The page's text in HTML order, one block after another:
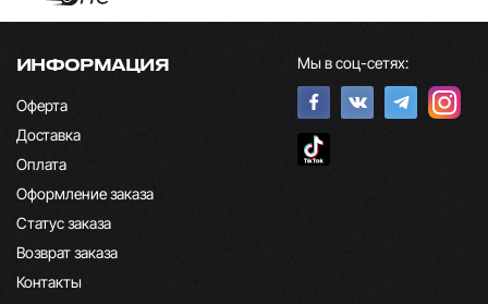
ИНФОРМАЦИЯ
Оферта
Доставка
Оплата
Оформление заказа
Статус заказа
Возврат заказа
Контакты
Мы в соц-сетях: